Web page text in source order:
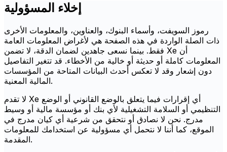
إخلاء المسؤولية
رموز السويفت، وأسماء البنوك، والعناوين، والمعلومات الأخرى
ذات الصلة الواردة في هذه الصفحة هي لأغراض المعلومات العامة
فقط. بينما نسعى جاهدين لضمان الدقة، لا تضمن Xe أن
المعلومات كاملة أو حديثة أو خالية من الأخطاء. قد تتغير التفاصيل
دون إشعار وقد لا تعكس أحدث البيانات المتاحة من المؤسسات
المالية المعنية.
لا تقدم Xe أي إقرارات فيما يتعلق بالوضع القانوني أو الوضع
التنظيمي أو السلامة التشغيلية لأي بنك أو مؤسسة مالية أو وسيط
مدرج. نحن لا نصادق أو نتحقق من شرعية أي كيان مدرج في
الموقع، كما أننا لا نتحمل أي مسؤولية عن استخدامك للمعلومات
المقدمة.